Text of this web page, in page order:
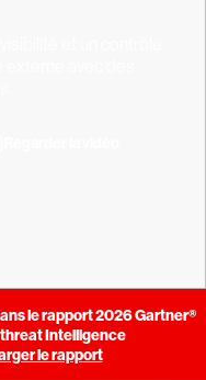
le rapport 2026 Gartner®
Intelligence
le rapport